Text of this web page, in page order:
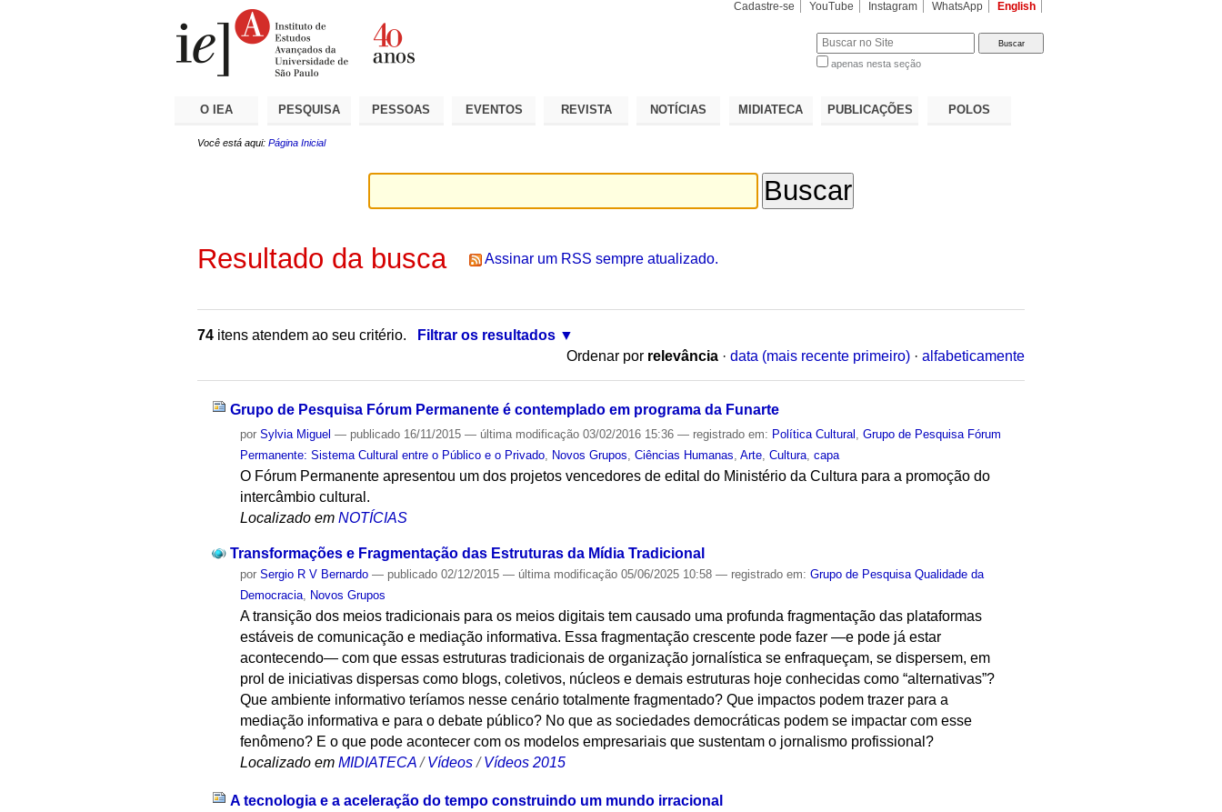
Cadastre-se YouTube Instagram WhatsApp English
apenas nesta seção
O IEA PESQUISA PESSOAS EVENTOS REVISTA NOTÍCIAS MIDIATECA PUBLICAÇÕES POLOS
Você está aqui: Página Inicial
Resultado da busca Assinar um RSS sempre atualizado.
74 itens atendem ao seu critério.
Filtrar os resultados
Ordenar por relevância · data (mais recente primeiro) · alfabeticamente
Grupo de Pesquisa Fórum Permanente é contemplado em programa da Funarte
porSylvia Miguel — publicado 16/11/2015— última modificação 03/02/2016 15:36— registrado em: Política Cultural ,Grupo de Pesquisa Fórum
Permanente: Sistema Cultural entre o Público e o Privado
Novos Grupos ,Ciências Humanas ,Arte ,Cultura ,capa
O Fórum Permanente apresentou um dos projetos vencedores de edital do Ministério da Cultura para a promoção do
intercâmbio cultural.
Localizado em NOTÍCIAS
Transformações e Fragmentação das Estruturas da Mídia Tradicional
porSergio R V Bernardo — publicado 02/12/2015— última modificação 05/06/2025 10:58— registrado em:Grupo de Pesquisa Qualidade da
Democracia Novos Grupos
A transição dos meios tradicionais para os meios digitais tem causado uma profunda fragmentação das plataformas
estáveis de comunicação e mediação informativa. Essa fragmentação crescente pode fazer —e pode já estar
acontecendo— com que essas estruturas tradicionais de organização jornalística se enfraqueçam, se dispersem, em
prol de iniciativas dispersas como blogs, coletivos, núcleos e demais estruturas hoje conhecidas como “alternativas”?
Que ambiente informativo teríamos nesse cenário totalmente fragmentado? Que impactos podem trazer para a
mediação informativa e para o debate público? No que as sociedades democráticas podem se impactar com esse
fenômeno? E o que pode acontecer com os modelos empresariais que sustentam o jornalismo profissional?
Localizado em MIDIATECA /Vídeos /Vídeos 2015
A tecnologia e a aceleração do tempo construindo um mundo irracional